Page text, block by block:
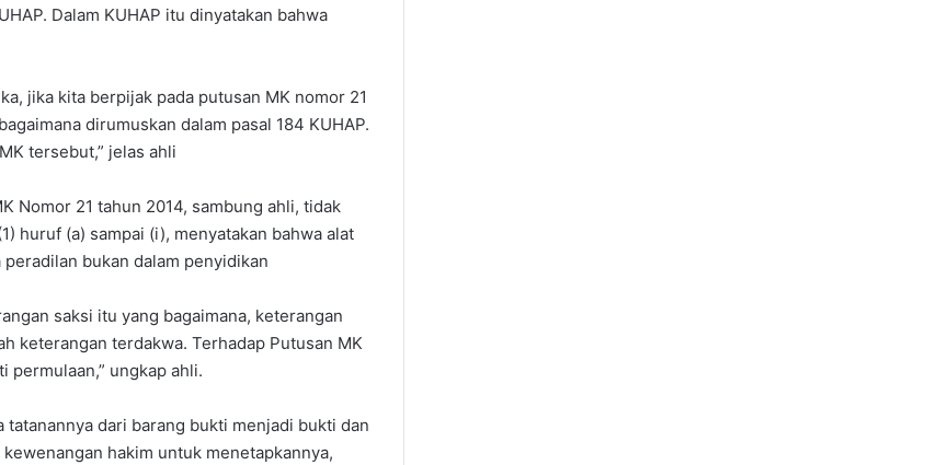
Dalam KUHAP itu dinyatakan bahwa
jika kita berpijak pada putusan MK nomor 21
dirumuskan dalam pasal 184 KUHAP.
tersebut,” jelas ahli
Nomor 21 tahun 2014, sambung ahli, tidak
huruf (a) sampai (i), menyatakan bahwa alat
bukan dalam penyidikan
saksi itu yang bagaimana, keterangan
keterangan terdakwa. Terhadap Putusan MK
permulaan,” ungkap ahli.
dari barang bukti menjadi bukti dan
hakim untuk menetapkannya,